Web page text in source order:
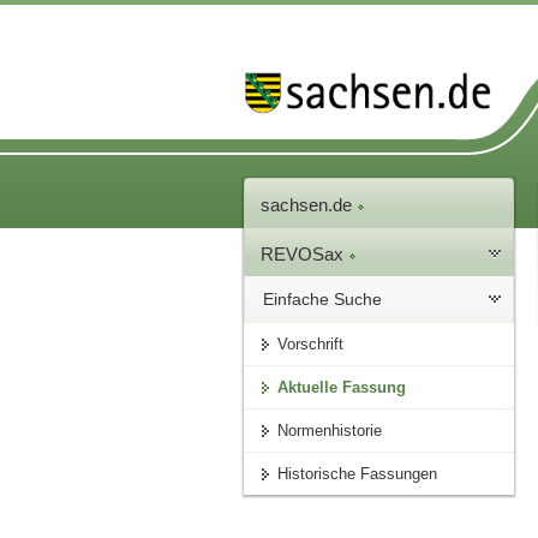
sachsen.de
REVOSax
Einfache Suche
Vorschrift
Aktuelle Fassung
Normenhistorie
Historische Fassungen